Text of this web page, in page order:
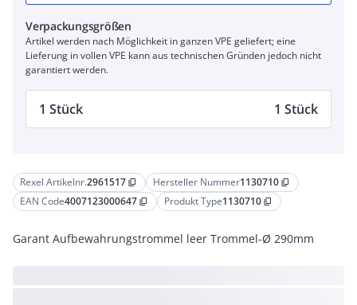
Rexel Artikelnr.2961517 content_copy Hersteller Nummer1130710 content_copy
EAN Code4007123000647 content_copy Produkt Type1130710 content_copy
Garant Aufbewahrungstrommel leer Trommel-Ø 290mm
Verpackungsgrößen
Artikel werden nach Möglichkeit in ganzen VPE geliefert; eine
Lieferung in vollen VPE kann aus technischen Gründen jedoch nicht
garantiert werden.
1 Stück 1 Stück